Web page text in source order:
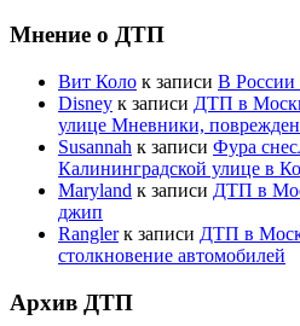
Мнение о ДТП
Вит Коло к записи В России
Disney к записи ДТП в
улице Мневники,
Susannah к записи Фура
Калининградской улице в
Maryland к записи ДТП в
джип
Ranglerк записи ДТП в
столкновение автомобилей
Архив ДТП